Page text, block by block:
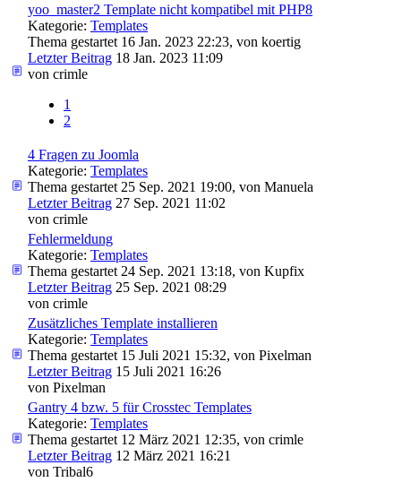
yoo_master2 Template nicht kompatibel mit PHP8
Kategorie: Templates
Thema gestartet 16 Jan. 2023 22:23, von koertig
Letzter Beitrag 18 Jan. 2023 11:09
von crimle
1
2
4 Fragen zu Joomla
Kategorie: Templates
Thema gestartet 25 Sep. 2021 19:00, von Manuela
Letzter Beitrag 27 Sep. 2021 11:02
von crimle
Fehlermeldung
Kategorie: Templates
Thema gestartet 24 Sep. 2021 13:18, von Kupfix
Letzter Beitrag 25 Sep. 2021 08:29
von crimle
Zusätzliches Template installieren
Kategorie: Templates
Thema gestartet 15 Juli 2021 15:32, von Pixelman
Letzter Beitrag 15 Juli 2021 16:26
von Pixelman
Gantry 4 bzw. 5 für Crosstec Templates
Kategorie: Templates
Thema gestartet 12 März 2021 12:35, von crimle
Letzter Beitrag 12 März 2021 16:21
von Tribal6